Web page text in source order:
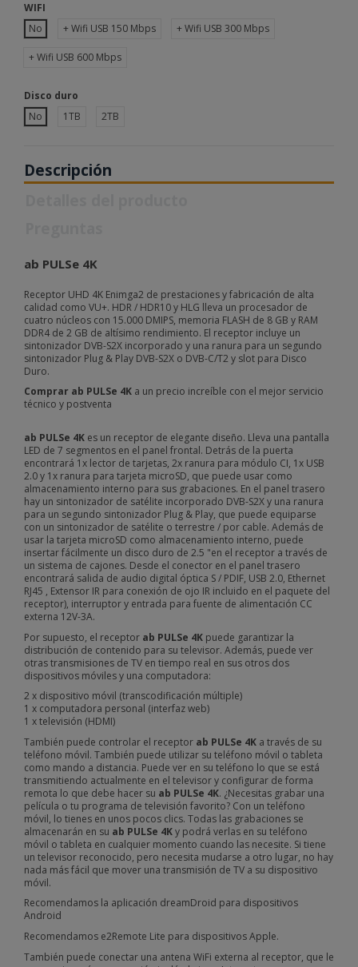
WIFI
No
+ Wifi USB 150 Mbps + Wifi USB 300 Mbps
+ Wifi USB 600 Mbps
Disco duro
No
1TB 2TB
Descripción
ab PULSe 4K
Receptor UHD 4K Enimga2 de prestaciones y fabricación de alta
calidad como VU+. HDR / HDR10 y HLG lleva un procesador de
cuatro núcleos con 15.000 DMIPS, memoria FLASH de 8 GB y RAM
DDR4 de 2 GB de altísimo rendimiento. El receptor incluye un
sintonizador DVB-S2X incorporado y una ranura para un segundo
sintonizador Plug & Play DVB-S2X o DVB-C/T2 y slot para Disco
Duro.
Comprar ab PULSe 4K a un precio increíble con el mejor servicio
técnico y postventa
ab PULSe 4K es un receptor de elegante diseño. Lleva una pantalla
LED de 7 segmentos en el panel frontal. Detrás de la puerta
encontrará 1x lector de tarjetas, 2x ranura para módulo CI, 1x USB
2.0 y 1x ranura para tarjeta microSD, que puede usar como
almacenamiento interno para sus grabaciones. En el panel trasero
hay un sintonizador de satélite incorporado DVB-S2X y una ranura
para un segundo sintonizador Plug & Play, que puede equiparse
con un sintonizador de satélite o terrestre / por cable. Además de
usar la tarjeta microSD como almacenamiento interno, puede
insertar fácilmente un disco duro de 2.5 "en el receptor a través de
un sistema de cajones. Desde el conector en el panel trasero
encontrará salida de audio digital óptica S / PDIF, USB 2.0, Ethernet
RJ45 , Extensor IR para conexión de ojo IR incluido en el paquete del
receptor), interruptor y entrada para fuente de alimentación CC
externa 12V-3A.
Por supuesto, el receptor ab PULSe 4K puede garantizar la
distribución de contenido para su televisor. Además, puede ver
otras transmisiones de TV en tiempo real en sus otros dos
dispositivos móviles y una computadora:
2 x dispositivo móvil (transcodificación múltiple)
1 x computadora personal (interfaz web)
1 x televisión (HDMI)
También puede controlar el receptor ab PULSe 4K a través de su
teléfono móvil. También puede utilizar su teléfono móvil o tableta
como mando a distancia. Puede ver en su teléfono lo que se está
transmitiendo actualmente en el televisor y configurar de forma
remota lo que debe hacer su ab PULSe 4K. ¿Necesitas grabar una
película o tu programa de televisión favorito? Con un teléfono
móvil, lo tienes en unos pocos clics. Todas las grabaciones se
almacenarán en su ab PULSe 4Ky podrá verlas en su teléfono
móvil o tableta en cualquier momento cuando las necesite. Si tiene
un televisor reconocido, pero necesita mudarse a otro lugar, no hay
nada más fácil que mover una transmisión de TV a su dispositivo
móvil.
Recomendamos la aplicación dreamDroid para dispositivos
Android
Recomendamos e2Remote Lite para dispositivosApple.
También puede conectar una antena WiFi externa al receptor, que le